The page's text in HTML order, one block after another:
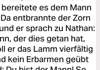
es dem Mann
entbrannte der Zorn
er sprach zu Nathan:
der dies getan hat,
er das Lamm vierfältig
kein Erbarmen geübt